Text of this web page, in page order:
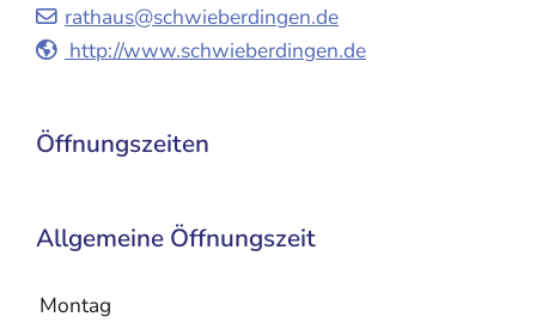
rathaus@schwieberdingen.de
http://www.schwieberdingen.de
Öffnungszeiten
Allgemeine Öffnungszeit
Montag